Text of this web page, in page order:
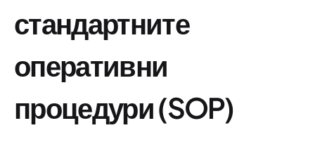
стандартните
оперативни
процедури (SOP)